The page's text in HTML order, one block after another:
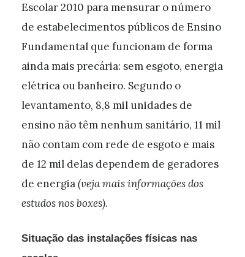
Escolar 2010 para mensurar o número
de estabelecimentos públicos de Ensino
Fundamental que funcionam de forma
ainda mais precária: sem esgoto, energia
elétrica ou banheiro. Segundo o
levantamento, 8,8 mil unidades de
ensino não têm nenhum sanitário, 11 mil
não contam com rede de esgoto e mais
de 12 mil delas dependem de geradores
de energia(veja mais informações dos
estudos nos boxes).
Situação das instalações físicas nas